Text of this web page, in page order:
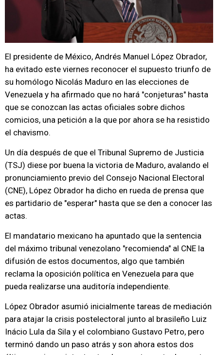
El presidente de México, Andrés Manuel López Obrador,
ha evitado este viernes reconocer el supuesto triunfo de
su homólogo Nicolás Maduro en las elecciones de
Venezuela y ha afirmado que no hará "conjeturas" hasta
que se conozcan las actas oficiales sobre dichos
comicios, una petición a la que por ahora se ha resistido
el chavismo.
Un día después de que el Tribunal Supremo de Justicia
(TSJ) diese por buena la victoria de Maduro, avalando el
pronunciamiento previo del Consejo Nacional Electoral
(CNE), López Obrador ha dicho en rueda de prensa que
es partidario de "esperar" hasta que se den a conocer las
actas.
El mandatario mexicano ha apuntado que la sentencia
del máximo tribunal venezolano "recomienda" al CNE la
difusión de estos documentos, algo que también
reclama la oposición política en Venezuela para que
pueda realizarse una auditoría independiente.
López Obrador asumió inicialmente tareas de mediación
para atajar la crisis postelectoral junto al brasileño Luiz
Inácio Lula da Sila y el colombiano Gustavo Petro, pero
terminó dando un paso atrás y son ahora estos dos